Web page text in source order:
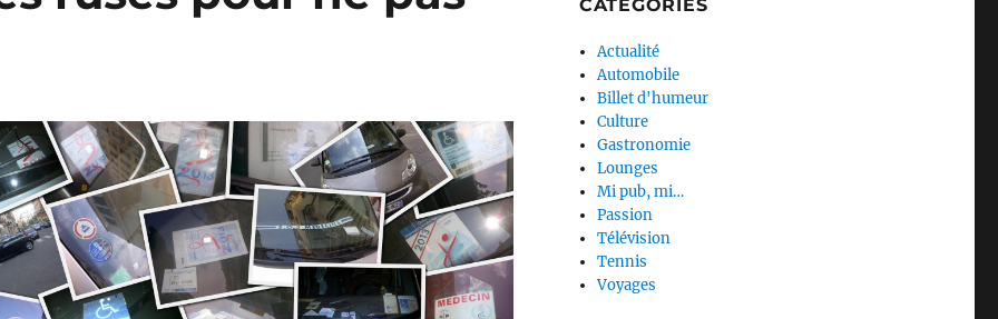
CATEGORIES
Actualité
Automobile
Billet d'humeur
Culture
Gastronomie
Lounges
Mi pub, mi…
Passion
Télévision
Tennis
Voyages